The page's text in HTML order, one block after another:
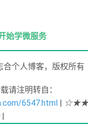
始学微服务
合个人博客，版权所有
请注明转自：
6547.html | ☆★★
|